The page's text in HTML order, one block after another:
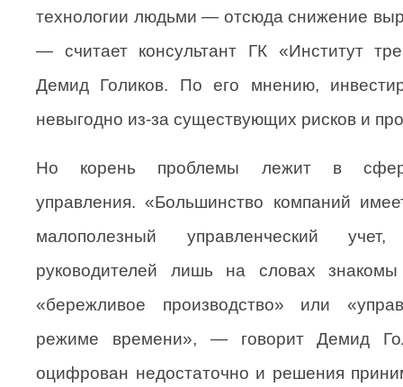
технологии людьми — отсюда снижение
— считает консультант ГК «Институт
Демид Голиков. По его мнению,
невыгодно из-за существующих рисков и
Но корень проблемы лежит в
управления. «Большинство компаний
малополезный управленческий
руководителей лишь на словах
«бережливое производство» или
режиме времени», — говорит Демид
оцифрован недостаточно и решения